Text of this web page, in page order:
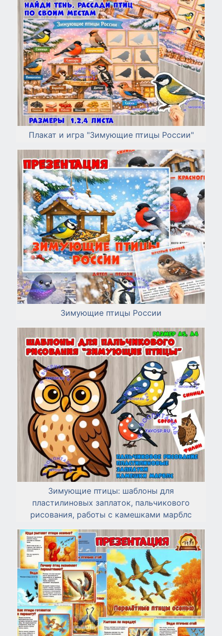
Плакат и игра "Зимующие птицы России"
Зимующие птицы России
Зимующие птицы: шаблоны для
пластилиновых заплаток, пальчикового
рисования, работы с камешками марблс